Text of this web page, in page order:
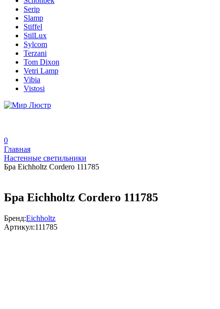
Serip
Slamp
Stiffel
StilLux
Sylcom
Terzani
Tom Dixon
Vetri Lamp
Vibia
Vistosi
0
Главная
Настенные светильники
Бра Eichholtz Cordero 111785
Бра Eichholtz Cordero 111785
Бренд:Eichholtz
Артикул:111785